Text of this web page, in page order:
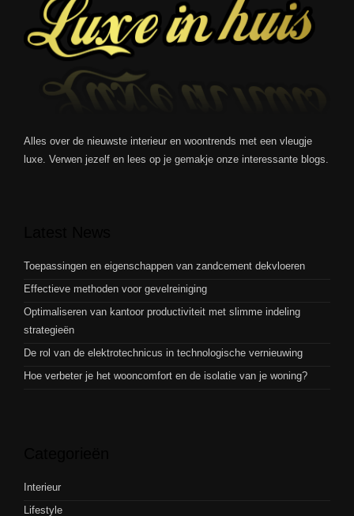
Alles over de nieuwste interieur en woontrends met een vleugje
luxe. Verwen jezelf en lees op je gemakje onze interessante blogs.
Toepassingen en eigenschappen van zandcement dekvloeren
Effectieve methoden voor gevelreiniging
Optimaliseren van kantoor productiviteit met slimme indeling
strategieën
De rol van de elektrotechnicus in technologische vernieuwing
Hoe verbeter je het wooncomfort en de isolatie van je woning?
Interieur
Lifestyle